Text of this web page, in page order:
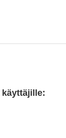
käyttäjille: